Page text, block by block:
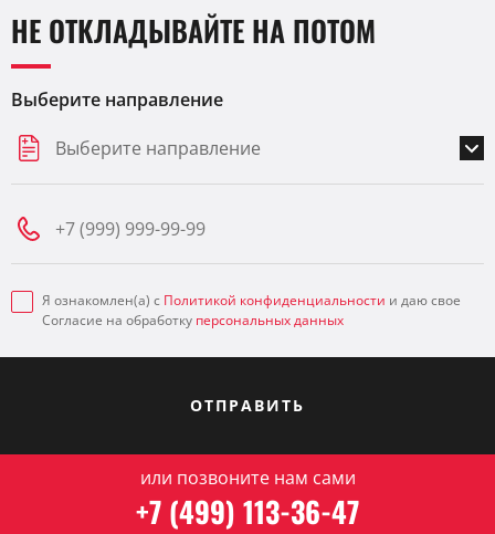
НЕ ОТКЛАДЫВАЙТЕ НА ПОТОМ
Выберите направление
Выберите направление
Я ознакомлен(а) с Политикой конфиденциальности и даю свое
Согласие на обработку персональных данных
ОТПРАВИТЬ
или позвоните нам сами
+7 (499) 113-36-47